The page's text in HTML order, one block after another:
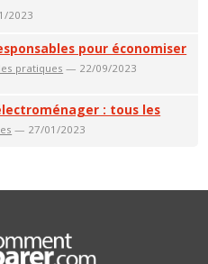
2023
pour économiser
pratiques — 22/09/2023
: tous les
— 27/01/2023